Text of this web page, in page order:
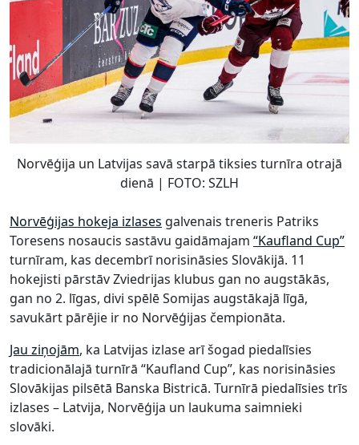
Norvēģija un Latvijas savā starpā tiksies turnīra otrajā
dienā | FOTO: SZLH
Norvēģijas hokeja izlases galvenais treneris Patriks
Toresens nosaucis sastāvu gaidāmajam “Kaufland Cup”
turnīram, kas decembrī norisināsies Slovākijā. 11
hokejisti pārstāv Zviedrijas klubus gan no augstākās,
gan no 2. līgas, divi spēlē Somijas augstākajā līgā,
savukārt pārējie ir no Norvēģijas čempionāta.
Jau ziņojām, ka Latvijas izlase arī šogad piedalīsies
tradicionālajā turnīrā “Kaufland Cup”, kas norisināsies
Slovākijas pilsētā Banska Bistricā. Turnīrā piedalīsies trīs
izlases – Latvija, Norvēģija un laukuma saimnieki
slovāki.